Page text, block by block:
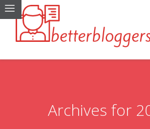
Archives for